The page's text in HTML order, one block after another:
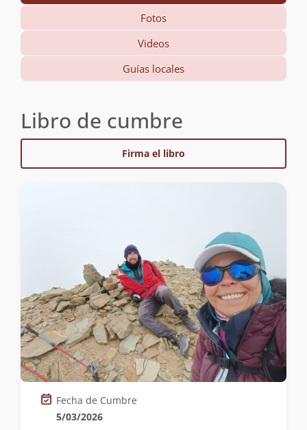
Fotos
Videos
Guías locales
Libro de cumbre
Firma el libro
Fecha de Cumbre
5/03/2026